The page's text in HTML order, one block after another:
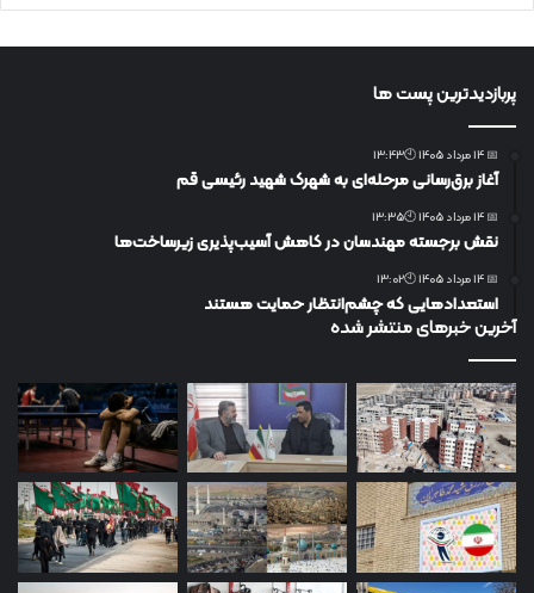
پربازدیدترین پست ها
📅 14 مرداد 1405 🕙13:43
آغاز برق‌رسانی مرحله‌ای به شهرک شهید رئیسی قم
📅 14 مرداد 1405 🕙13:35
نقش برجسته مهندسان در کاهش آسیب‌پذیری زیرساخت‌ها
📅 14 مرداد 1405 🕙13:02
استعدادهایی که چشم‌انتظار حمایت هستند
آخرین خبرهای منتشر شده